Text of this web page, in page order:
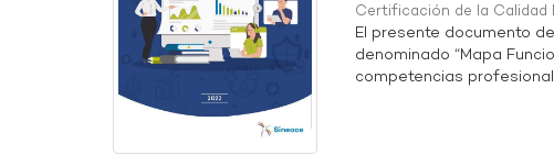
Certificación de la Calidad
El presente documento
denominado “Mapa
competencias